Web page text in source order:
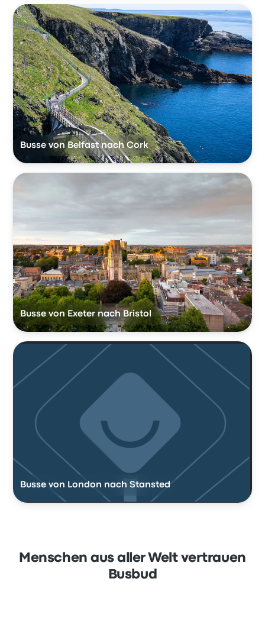
Busse von Belfast nach Cork
Busse von Exeter nach Bristol
Busse von London nach Stansted
Menschen aus aller Welt vertrauen
Busbud